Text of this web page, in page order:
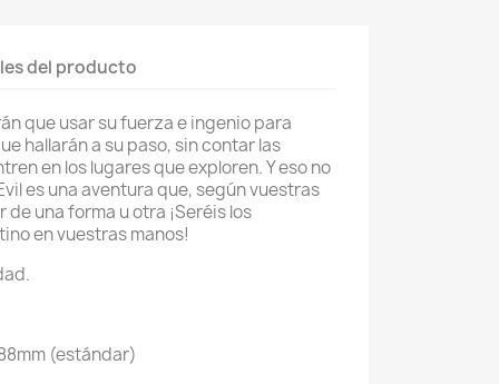
del producto
que usar su fuerza e ingenio para
hallarán a su paso, sin contar las
en los lugares que exploren. Y eso no
es una aventura que, según vuestras
una forma u otra ¡Seréis los
en vuestras manos!
(estándar)